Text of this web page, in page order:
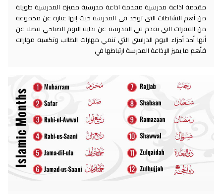
مقدمة اذاعة مدرسية مقدمة اذاعة مدرسية مميزة المدرسية طويلة
من أهم النشاطات التي توجد في المدرسة حيث إنها عبارة عن مجموعة
من الفقرات التي تقدم في المدرسة عن بداية اليوم الصباحي فضلا عن
أنها أحد أجزاء اليوم الدراسي التي تنمي مهارات الطالب وتكسبه مهارات
فأهم ما يميز الإذاعة المدرسة ارتباطها في